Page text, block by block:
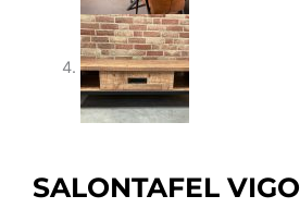
SALONTAFEL VIGO